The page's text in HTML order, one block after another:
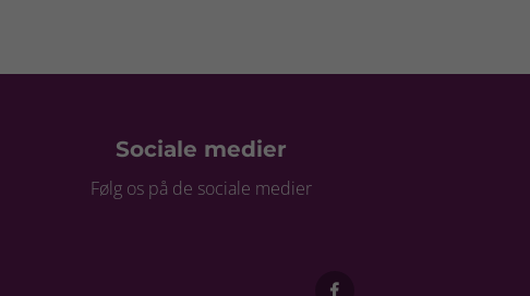
Sociale medier
Følg os på de sociale medier